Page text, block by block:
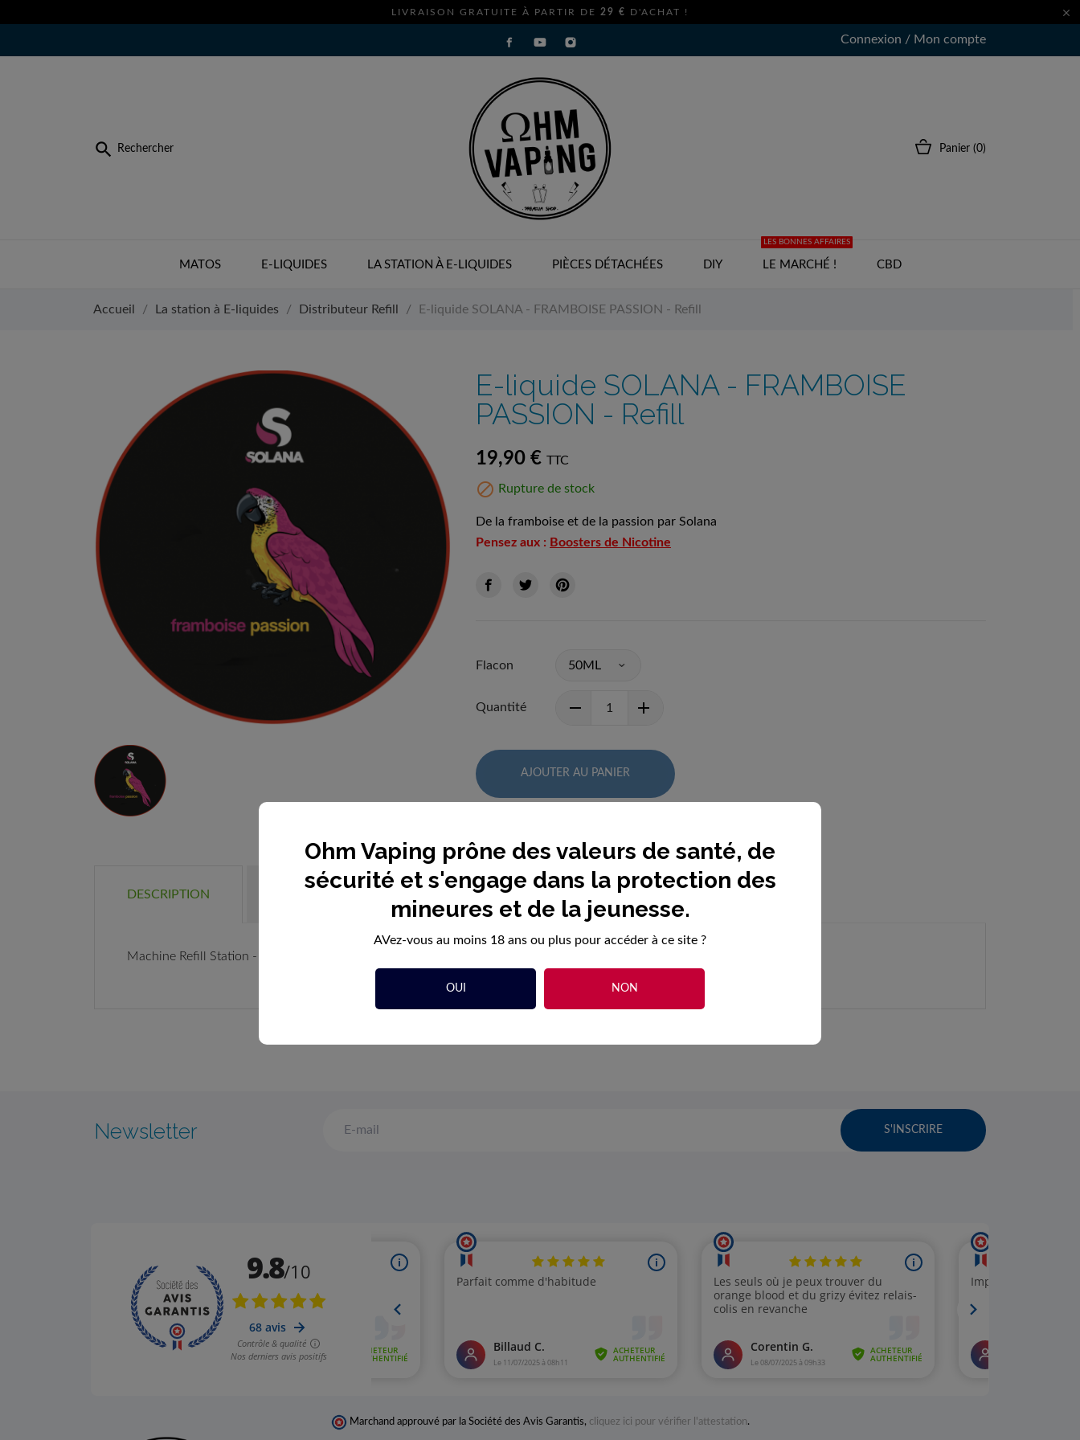
Ohm Vaping prône des valeurs de santé, de
sécurité et s'engage dans la protection des
mineures et de la jeunesse.
AVez-vous au moins 18 ans ou plus pour accéder à ce site ?
OUI NON
LIVRAISON GRATUITE À PARTIR DE 29 € D'ACHAT ! 
Connexion / Mon compte
 Rechercher Panier (0)
MATOS E-LIQUIDES LA STATION À E-LIQUIDES PIÈCES DÉTACHÉES DIY LE MARCHÉ !
LES BONNES AFFAIRES
CBD
Accueil La station à E-liquides Distributeur Refill E-liquide SOLANA - FRAMBOISE PASSION - Refill
E-liquide SOLANA - FRAMBOISE
PASSION - Refill
19,90 € TTC
 Rupture de stock
De la framboise et de la passion par Solana
Pensez aux : Boosters de Nicotine
Flacon
Quantité
AJOUTER AU PANIER
DESCRIPTION
Machine Refill Station - Vrac
Newsletter S'INSCRIRE
Marchand approuvé par la Société des Avis Garantis, cliquez ici pour vérifier l'attestation.